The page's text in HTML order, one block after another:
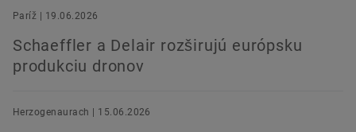
Paríž | 19.06.2026
Schaeffler a Delair rozširujú európsku
produkciu dronov
Herzogenaurach | 15.06.2026